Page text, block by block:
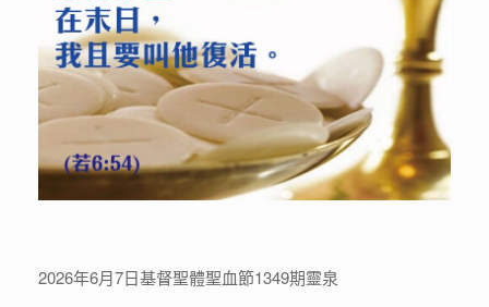
2026年6月7日基督聖體聖血節1349期靈泉